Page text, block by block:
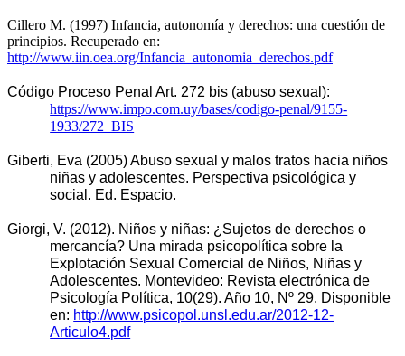
Cillero M. (1997) Infancia, autonomía y derechos: una cuestión de
principios. Recuperado en:
http://www.iin.oea.org/Infancia_autonomia_derechos.pdf
https://www.impo.com.uy/bases/codigo-penal/9155-
1933/272_BIS
Giberti, Eva (2005) Abuso sexual y malos tratos hacia niños
niñas y adolescentes. Perspectiva psicológica y
social. Ed. Espacio.
Giorgi, V. (2012). Niños y niñas: ¿Sujetos de derechos o
mercancía? Una mirada psicopolítica sobre la
Explotación Sexual Comercial de Niños, Niñas y
Adolescentes. Montevideo: Revista electrónica de
Psicología Política, 10(29). Año 10, Nº 29. Disponible
en: http://www.psicopol.unsl.edu.ar/2012-12-
Articulo4.pdf